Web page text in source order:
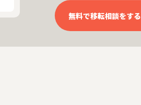
無料で移転相談をする